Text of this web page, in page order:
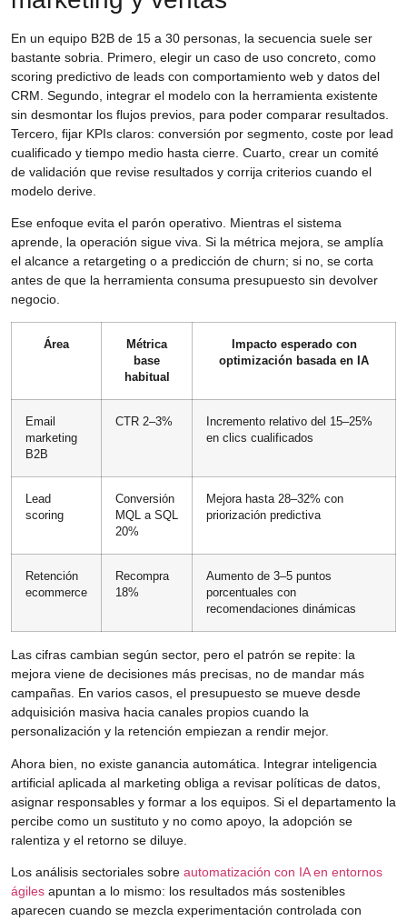
En un equipo B2B de 15 a 30 personas, la secuencia suele ser
bastante sobria. Primero, elegir un caso de uso concreto, como
scoring predictivo de leads con comportamiento web y datos del
CRM. Segundo, integrar el modelo con la herramienta existente
sin desmontar los flujos previos, para poder comparar resultados.
Tercero, fijar KPIs claros: conversión por segmento, coste por lead
cualificado y tiempo medio hasta cierre. Cuarto, crear un comité
de validación que revise resultados y corrija criterios cuando el
modelo derive.
Ese enfoque evita el parón operativo. Mientras el sistema
aprende, la operación sigue viva. Si la métrica mejora, se amplía
el alcance a retargeting o a predicción de churn; si no, se corta
antes de que la herramienta consuma presupuesto sin devolver
negocio.
Área
Métrica
base
habitual
Impacto esperado con
optimización basada en IA
Email
marketing
B2B
CTR 2–3%
Incremento relativo del 15–25%
en clics cualificados
Lead
scoring
Conversión
MQL a SQL
20%
Mejora hasta 28–32% con
priorización predictiva
Retención
ecommerce
Recompra
18%
Aumento de 3–5 puntos
porcentuales con
recomendaciones dinámicas
Las cifras cambian según sector, pero el patrón se repite: la
mejora viene de decisiones más precisas, no de mandar más
campañas. En varios casos, el presupuesto se mueve desde
adquisición masiva hacia canales propios cuando la
personalización y la retención empiezan a rendir mejor.
Ahora bien, no existe ganancia automática. Integrar inteligencia
artificial aplicada al marketing obliga a revisar políticas de datos,
asignar responsables y formar a los equipos. Si el departamento la
percibe como un sustituto y no como apoyo, la adopción se
ralentiza y el retorno se diluye.
Los análisis sectoriales sobre automatización con IA en entornos
ágiles apuntan a lo mismo: los resultados más sostenibles
aparecen cuando se mezcla experimentación controlada con